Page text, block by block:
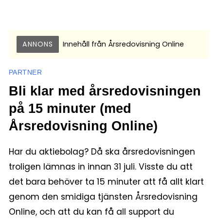
ANNONS Innehåll från Årsredovisning Online
PARTNER
Bli klar med årsredovisningen
på 15 minuter (med
Årsredovisning Online)
Har du aktiebolag? Då ska årsredovisningen
troligen lämnas in innan 31 juli. Visste du att
det bara behöver ta 15 minuter att få allt klart
genom den smidiga tjänsten Årsredovisning
Online, och att du kan få all support du